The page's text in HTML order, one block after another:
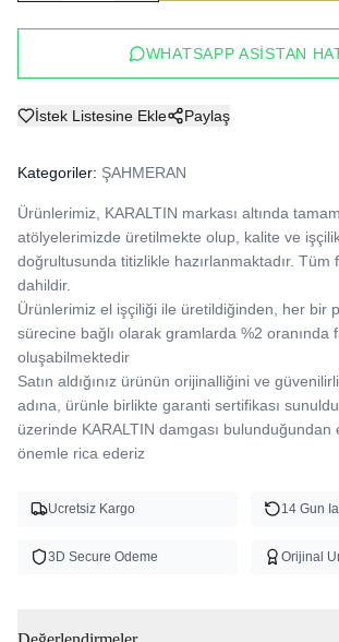
WHATSAPP ASISTAN
İstek Listesine Ekle Paylaş
Kategoriler: ŞAHMERAN
Ürünlerimiz, KARALTIN markası altında
atölyelerimizde üretilmekte olup, kalite ve
doğrultusunda titizlikle hazırlanmaktadır. Tüm
dahildir.
Ürünlerimiz el işçiliği ile üretildiğinden, her bir
sürecine bağlı olarak gramlarda %2 oranında
oluşabilmektedir
Satın aldığınız ürünün orijinalliğini ve
adına, ürünle birlikte garanti sertifikası
üzerinde KARALTIN damgası bulunduğundan
önemle rica ederiz
Ucretsiz Kargo 14 Gun
3D Secure Odeme Orijinal